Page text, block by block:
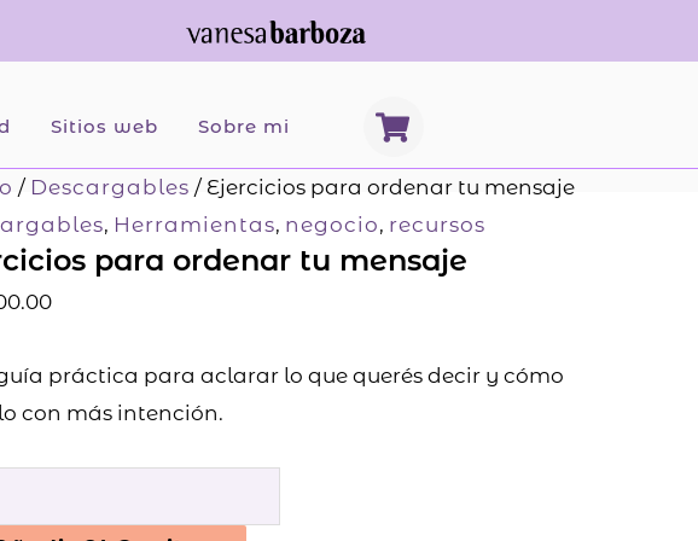
Sitios web Sobre mi
S
h
o
p
p
i
c
/ Descargables / Ejercicios para ordenar tu mensaje
, Herramientas, negocio, recursos
para ordenar tu mensaje
práctica para aclarar lo que querés decir y cómo
con más intención.